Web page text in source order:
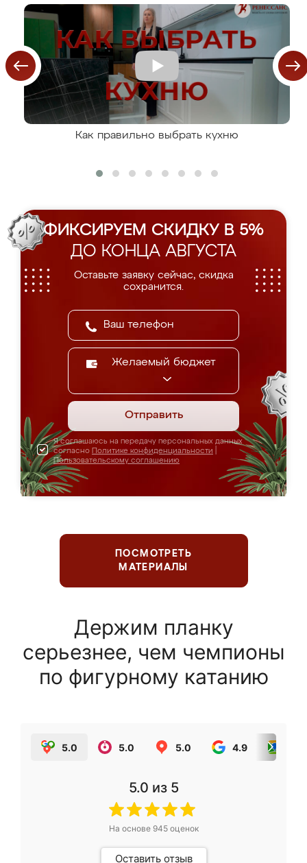
Как правильно выбрать кухню
ФИКСИРУЕМ СКИДКУ В 5%
ДО КОНЦА АВГУСТА
Оставьте заявку сейчас, скидка
сохранится.
Желаемый бюджет
Отправить
Я соглашаюсь на передачу персональных данных
согласно Политике конфиденциальности
Пользовательскому соглашению
ПОСМОТРЕТЬ
МАТЕРИАЛЫ
Держим планку
серьезнее, чем чемпионы
по фигурному катанию
5.0 5.0 5.0 4.9
5.0 из 5
На основе 945оценок
Оставить отзыв